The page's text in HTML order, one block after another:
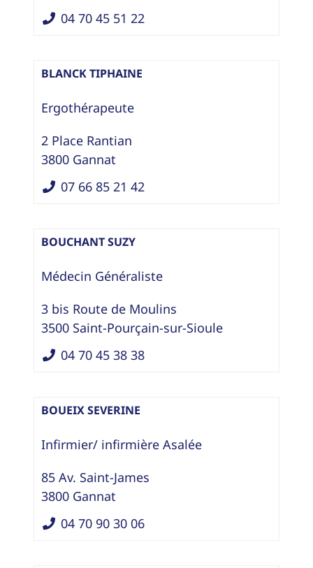
04 70 45 51 22
BLANCK TIPHAINE
Ergothérapeute
2 Place Rantian
3800 Gannat
07 66 85 21 42
BOUCHANT SUZY
Médecin Généraliste
3 bis Route de Moulins
3500 Saint-Pourçain-sur-Sioule
04 70 45 38 38
BOUEIX SEVERINE
Infirmier/ infirmière Asalée
85 Av. Saint-James
3800 Gannat
04 70 90 30 06